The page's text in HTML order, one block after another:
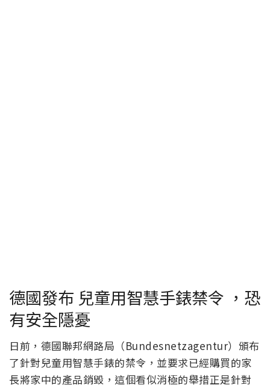
德國發布 兒童用智慧手錶禁令 ，恐
有安全隱憂
日前，德國聯邦網路局（Bundesnetzagentur）頒布
了針對兒童用智慧手錶的禁令，並要求已經購買的家
長將家中的產品銷毀，這個看似消極的舉措正是針對